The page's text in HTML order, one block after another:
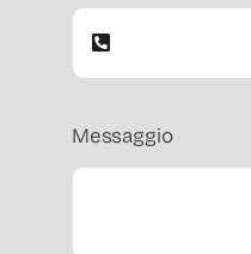
Messaggio